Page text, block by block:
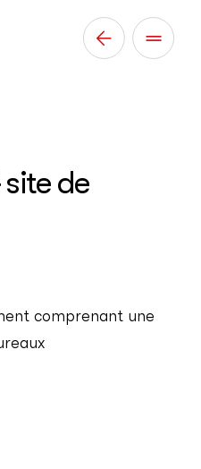
Retour
sur
site de
comprenant une